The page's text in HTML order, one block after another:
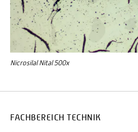
Nicrosilal Nital 500x
FACHBEREICH TECHNIK